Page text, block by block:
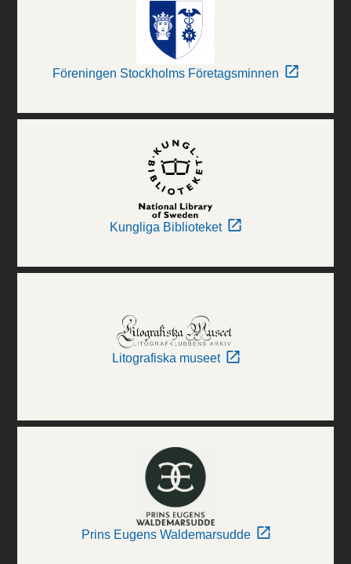
Föreningen Stockholms Företagsminnen
Kungliga Biblioteket
Litografiska museet
Prins Eugens Waldemarsudde